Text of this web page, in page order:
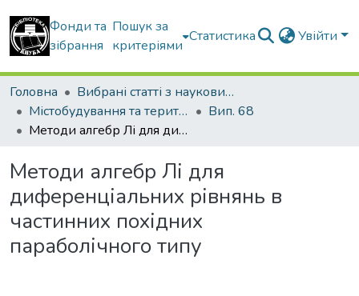
Фонди та
зібрання
Пошук за
критеріями
Статистика Увійти
Головна
Вибрані статті з наукових збірників КНУБА
Містобудування та територіальне планування
Вип. 68
Методи алгебр Лі для диференціальних рівнянь в частинних похідних параболічного типу
Методи алгебр Лі для
диференціальних рівнянь в
частинних похідних
параболічного типу